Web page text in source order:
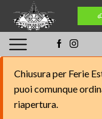
Go shop
Chiusura per Ferie
puoi comunque
riapertura.